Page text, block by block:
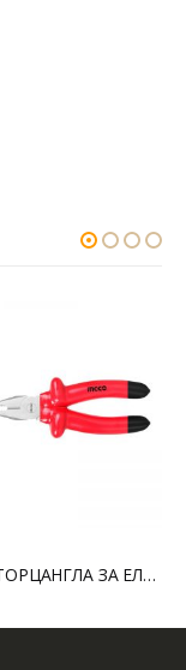
VDE МОТОРЦАНГЛА ЗА ЕЛЕКТРИЧАРИ